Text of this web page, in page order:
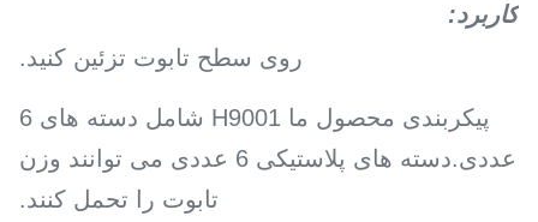
کاربرد:
روی سطح تابوت تزئین کنید.
پیکربندی محصول ما H9001 شامل دسته های 6
عددی.دسته های پلاستیکی 6 عددی می توانند وزن
تابوت را تحمل کنند.